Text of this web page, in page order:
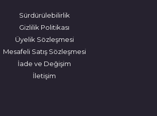
Sürdürülebilirlik
Gizlilik Politikası
Üyelik Sözleşmesi
Mesafeli Satış Sözleşmesi
İade ve Değişim
İletişim